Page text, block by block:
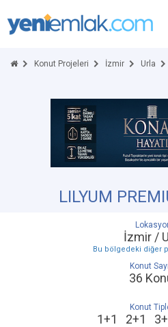
Konut Projeleri İzmir Urla
LILYUM
İzmir /
Bu bölgedeki diğer
Konut
36
Konut
1+1 2+1